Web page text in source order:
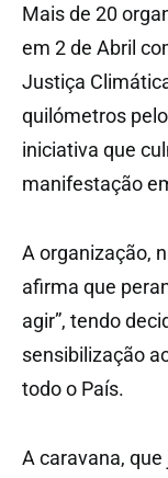
Mais de 20
em 2 de Abril
Justiça
quilómetros
iniciativa que
manifestação
A organização,
afirma que
agir”, tendo
sensibilização
todo o País.
A caravana,